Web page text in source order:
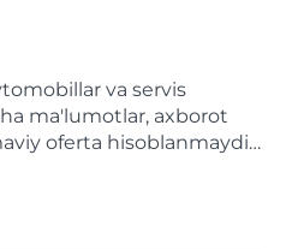
va servis
ma'lumotlar, axborot
oferta hisoblanmaydi.
narxlar axborotiy